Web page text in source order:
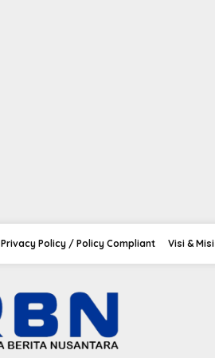
Privacy Policy / Policy Compliant Visi & Misi